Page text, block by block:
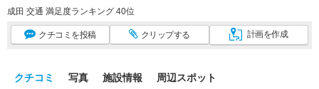
成田 交通 満足度ランキング 40位
クチコミ を投稿 クリップする 計画を作成
クチコミ 写真 施設情報 周辺スポット